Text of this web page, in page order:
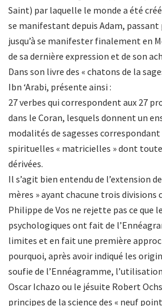
Saint) par laquelle le monde a été
se manifestant depuis Adam, passant
jusqu’à se manifester finalement en
de sa dernière expression et de son
Dans son livre des « chatons de la
Ibn ‘Arabi, présente ainsi :
27 verbes qui correspondent aux 27
dans le Coran, lesquels donnent un
modalités de sagesses
spirituelles « matricielles » dont
dérivées.
Il s’agit bien entendu de l’extension
mères » ayant chacune trois divisions
Philippe de Vos ne rejette pas ce que
psychologiques ont fait de
limites et en fait une première
pourquoi, après avoir indiqué les
soufie de l’Ennéagramme,
Oscar Ichazo ou le jésuite Robert
principes de la science des « neuf